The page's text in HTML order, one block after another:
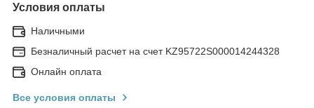
Условия оплаты
Наличными
Безналичный расчет на счет KZ95722S000014244328
Онлайн оплата
Все условия оплаты